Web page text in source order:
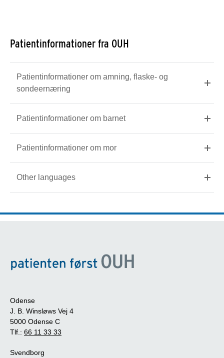
Patientinformationer fra OUH
Patientinformationer om amning, flaske- og
sondeernæring
Patientinformationer om barnet
Patientinformationer om mor
Other languages
Odense
J. B. Winsløws Vej 4
5000 Odense C
Tlf.: 66 11 33 33
Svendborg